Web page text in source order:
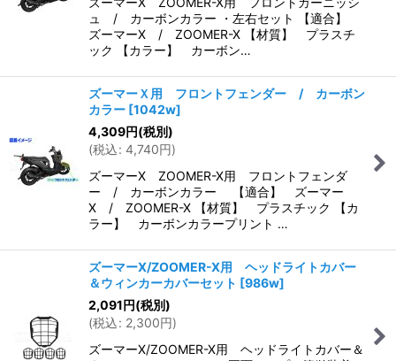
ュ / カーボンカラー ・左右セット 【適合】
ズーマーX / ZOOMER-X 【材質】 プラスチ
ック 【カラー】 カーボン…
ズーマーＸ用 フロントフェンダー / カーボン
カラー [1042w]
4,309円(税別)
(税込: 4,740円)
ズーマーX ZOOMER-X用 フロントフェンダ
ー / カーボンカラー 【適合】 ズーマー
X / ZOOMER-X 【材質】 プラスチック 【カ
ラー】 カーボンカラープリント …
ズーマーX/ZOOMER-X用 ヘッドライトカバー
＆ウィンカーカバーセット [986w]
2,091円(税別)
(税込: 2,300円)
ズーマーX/ZOOMER-X用 ヘッドライトカバー＆